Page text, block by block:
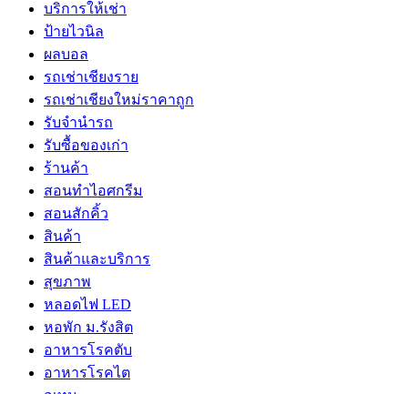
บริการให้เช่า
ป้ายไวนิล
ผลบอล
รถเช่าเชียงราย
รถเช่าเชียงใหม่ราคาถูก
รับจำนำรถ
รับซื้อของเก่า
ร้านค้า
สอนทำไอศกรีม
สอนสักคิ้ว
สินค้า
สินค้าและบริการ
สุขภาพ
หลอดไฟ LED
หอพัก ม.รังสิต
อาหารโรคตับ
อาหารโรคไต